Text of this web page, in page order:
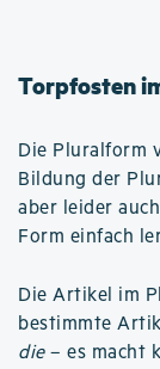
Torpfosten
Die Pluralform
Bildung der
aber leider
Form einfach
Die Artikel im
bestimmte
die– es macht